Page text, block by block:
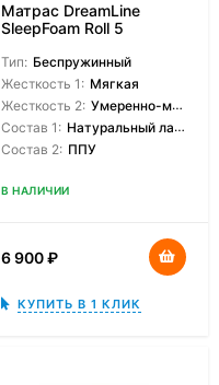
Матрас DreamLine
SleepFoam Roll 5
Тип: Беспружинный
Жесткость 1: Мягкая
Жесткость 2: Умеренно-мягкая
Состав 1: Натуральный латекс
Состав 2: ППУ
В НАЛИЧИИ
6 900₽
КУПИТЬ В 1 КЛИК